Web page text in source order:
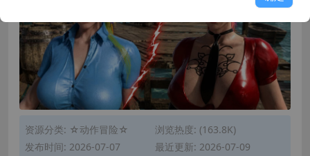
资源分类: ☆动作冒险☆
浏览热度: (163.8K)
发布时间: 2026-07-07
最近更新: 2026-07-09